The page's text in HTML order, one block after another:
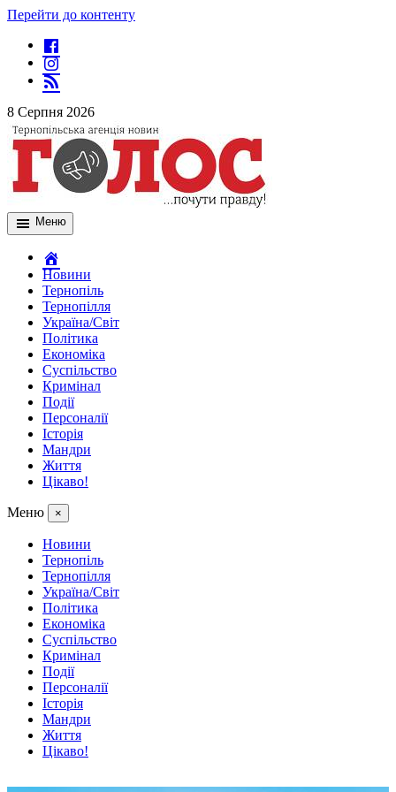
Перейти до контенту
8 Серпня 2026
Меню
Новини
Тернопіль
Тернопілля
Україна/Світ
Політика
Економіка
Суспільство
Кримінал
Події
Персоналії
Історія
Мандри
Життя
Цікаво!
Меню ×
Новини
Тернопіль
Тернопілля
Україна/Світ
Політика
Економіка
Суспільство
Кримінал
Події
Персоналії
Історія
Мандри
Життя
Цікаво!